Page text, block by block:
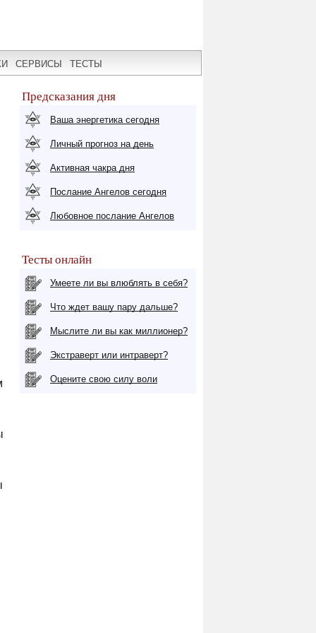
СЕРВИСЫ ТЕСТЫ
Предсказания дня
Ваша энергетика сегодня
Личный прогноз на день
Активная чакра дня
Послание Ангелов сегодня
Любовное послание Ангелов
Тесты онлайн
Умеете ли вы влюблять в себя?
Что ждет вашу пару дальше?
Мыслите ли вы как миллионер?
Экстраверт или интраверт?
Оцените свою силу воли